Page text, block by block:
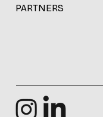
PARTNERS